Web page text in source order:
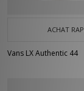
ACHAT
Vans LX Authentic 44